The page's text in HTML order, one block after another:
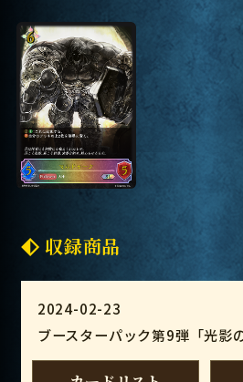
収録商品
2024-02-23
ブースターパック第9弾「光影